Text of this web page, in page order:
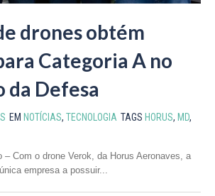
drones obtém
Categoria A no
Defesa
EM NOTÍCIAS, TECNOLOGIA TAGS HORUS, MD,
– Com o drone Verok, da Horus Aeronaves, a
empresa a possuir...